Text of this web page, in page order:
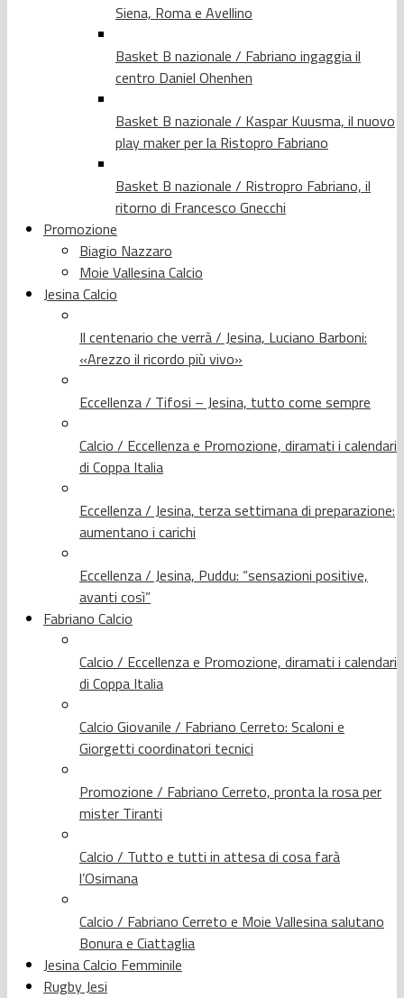
Siena, Roma e Avellino
Basket B nazionale / Fabriano ingaggia il
centro Daniel Ohenhen
Basket B nazionale / Kaspar Kuusma, il nuovo
play maker per la Ristopro Fabriano
Basket B nazionale / Ristropro Fabriano, il
ritorno di Francesco Gnecchi
Promozione
Biagio Nazzaro
Moie Vallesina Calcio
Jesina Calcio
Il centenario che verrà / Jesina, Luciano Barboni:
«Arezzo il ricordo più vivo»
Eccellenza / Tifosi – Jesina, tutto come sempre
Calcio / Eccellenza e Promozione, diramati i calendari
di Coppa Italia
Eccellenza / Jesina, terza settimana di preparazione:
aumentano i carichi
Eccellenza / Jesina, Puddu: “sensazioni positive,
avanti così”
Fabriano Calcio
Calcio / Eccellenza e Promozione, diramati i calendari
di Coppa Italia
Calcio Giovanile / Fabriano Cerreto: Scaloni e
Giorgetti coordinatori tecnici
Promozione / Fabriano Cerreto, pronta la rosa per
mister Tiranti
Calcio / Tutto e tutti in attesa di cosa farà
l’Osimana
Calcio / Fabriano Cerreto e Moie Vallesina salutano
Bonura e Ciattaglia
Jesina Calcio Femminile
Rugby Jesi